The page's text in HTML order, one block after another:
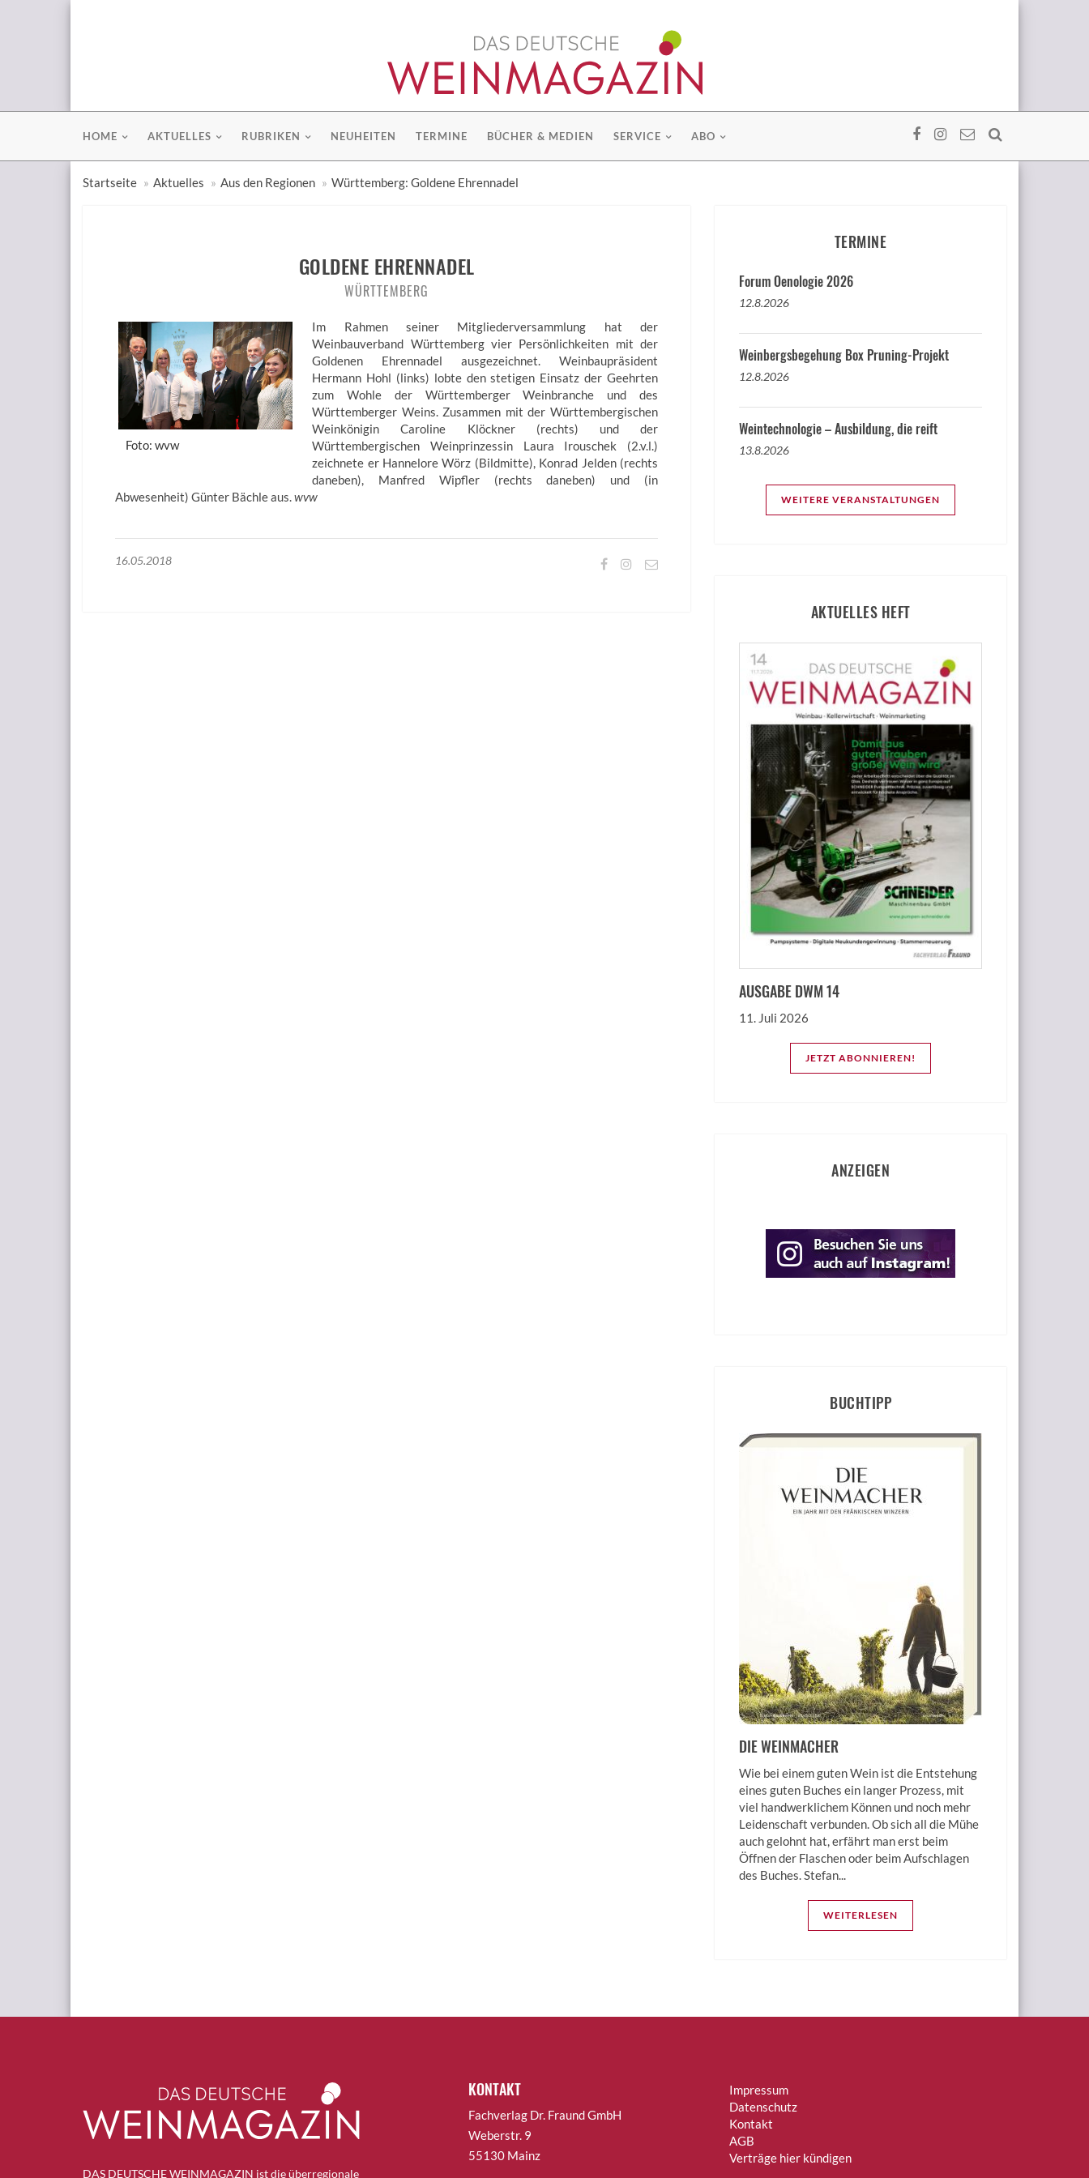
HOME AKTUELLES RUBRIKEN NEUHEITEN TERMINE BÜCHER & MEDIEN SERVICE ABO
Startseite Aktuelles Aus den Regionen Württemberg: Goldene Ehrennadel
GOLDENE EHRENNADEL
WÜRTTEMBERG
Foto: wvw
Im Rahmen seiner Mitgliederversammlung hat der
Weinbauverband Württemberg vier Persönlichkeiten mit der
Goldenen Ehrennadel ausgezeichnet. Weinbaupräsident
Hermann Hohl (links) lobte den stetigen Einsatz der Geehrten
zum Wohle der Württemberger Weinbranche und des
Württemberger Weins. Zusammen mit der Württembergischen
Weinkönigin Caroline Klöckner (rechts) und der
Württembergischen Weinprinzessin Laura Irouschek (2.v.l.)
zeichnete er Hannelore Wörz (Bildmitte), Konrad Jelden (rechts
daneben), Manfred Wipfler (rechts daneben) und (in
Abwesenheit) Günter Bächle aus.wvw
16.05.2018
TERMINE
Forum Oenologie 2026
12.8.2026
Weinbergsbegehung Box Pruning-Projekt
12.8.2026
Weintechnologie – Ausbildung, die reift
13.8.2026
WEITERE VERANSTALTUNGEN
AKTUELLES HEFT
AUSGABE DWM 14
11. Juli 2026
JETZT ABONNIEREN!
ANZEIGEN
BUCHTIPP
DIE WEINMACHER
Wie bei einem guten Wein ist die Entstehung
eines guten Buches ein langer Prozess, mit
viel handwerklichem Können und noch mehr
Leidenschaft verbunden. Ob sich all die Mühe
auch gelohnt hat, erfährt man erst beim
Öffnen der Flaschen oder beim Aufschlagen
des Buches. Stefan...
WEITERLESEN
DAS DEUTSCHE WEINMAGAZIN ist die überregionale
KONTAKT
Fachverlag Dr. Fraund GmbH
Weberstr. 9
55130 Mainz
Impressum
Datenschutz
Kontakt
AGB
Verträge hier kündigen